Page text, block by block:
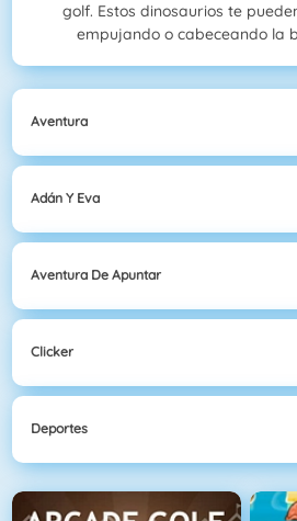
golf. Estos dinosaurios te
empujando o cabeceando la
Aventura
Adán Y Eva
Aventura De Apuntar
Clicker
Deportes